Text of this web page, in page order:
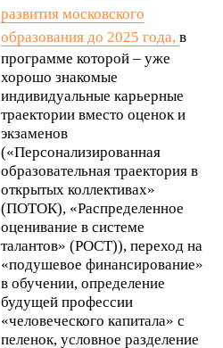
развития московского
образования до 2025 года,в
программе которой – уже
хорошо знакомые
индивидуальные карьерные
траектории вместо оценок и
экзаменов
(«Персонализированная
образовательная траектория в
открытых коллективах»
(ПОТОК), «Распределенное
оценивание в системе
талантов» (РОСТ)), переход на
«подушевое финансирование»
в обучении, определение
будущей профессии
«человеческого капитала» с
пеленок, условное разделение